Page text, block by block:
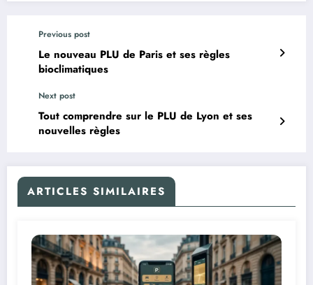
Previous post
Le nouveau PLU de Paris et ses règles
bioclimatiques
Next post
Tout comprendre sur le PLU de Lyon et ses
nouvelles règles
ARTICLES SIMILAIRES